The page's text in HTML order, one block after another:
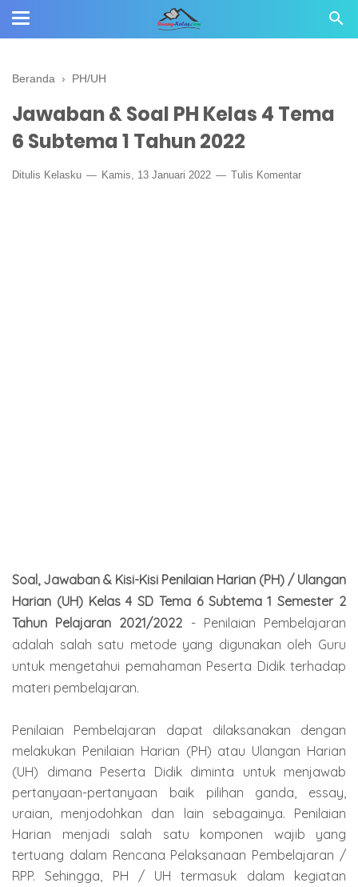
Beranda › PH/UH
Jawaban & Soal PH Kelas 4 Tema
6 Subtema 1 Tahun 2022
Ditulis Kelasku Kamis, 13 Januari 2022 Tulis Komentar
Soal, Jawaban & Kisi-Kisi Penilaian Harian (PH) / Ulangan
Harian (UH) Kelas 4 SD Tema 6 Subtema 1 Semester 2
Tahun Pelajaran 2021/2022 - Penilaian Pembelajaran
adalah salah satu metode yang digunakan oleh Guru
untuk mengetahui pemahaman Peserta Didik terhadap
materi pembelajaran.
Penilaian Pembelajaran dapat dilaksanakan dengan
melakukan Penilaian Harian (PH) atau Ulangan Harian
(UH) dimana Peserta Didik diminta untuk menjawab
pertanyaan-pertanyaan baik pilihan ganda, essay,
uraian, menjodohkan dan lain sebagainya. Penilaian
Harian menjadi salah satu komponen wajib yang
tertuang dalam Rencana Pelaksanaan Pembelajaran /
RPP. Sehingga, PH / UH termasuk dalam kegiatan